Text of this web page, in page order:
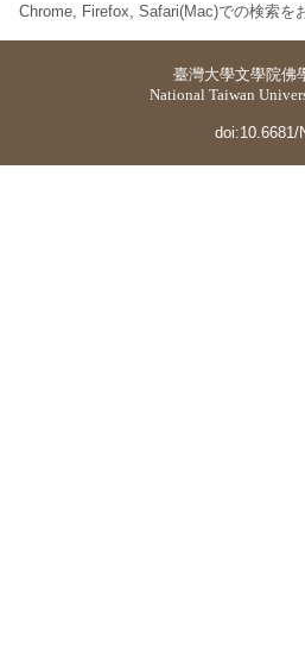
Chrome, Firefox, Safari(Mac)での検索を
臺灣大學文學院佛
National Taiwan
doi:10.6681/